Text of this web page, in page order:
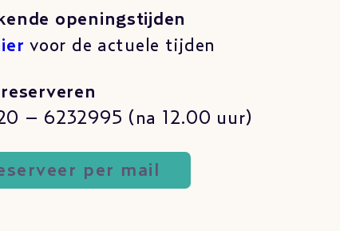
openingstijden
voor de actuele tijden
– 6232995 (na 12.00 uur)
per mail